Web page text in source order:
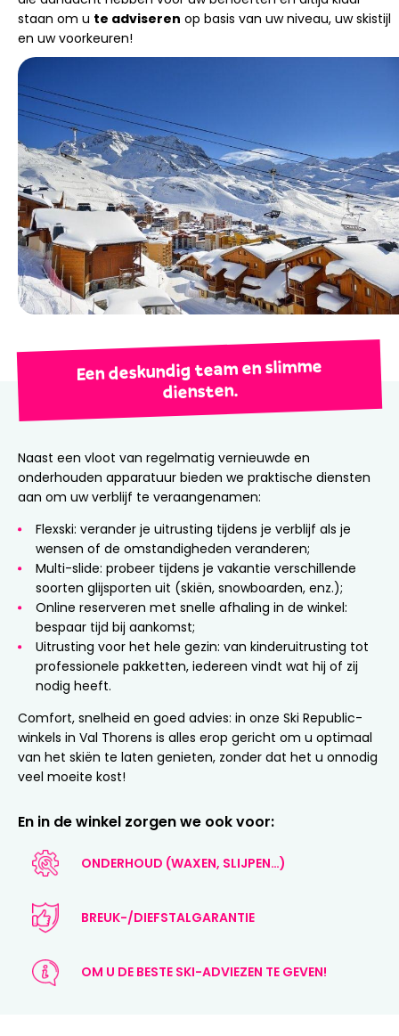
staan ​​om u te adviseren op basis van uw niveau, uw skistijl
en uw voorkeuren!
Een deskundig team en slimme
diensten.
Naast een vloot van regelmatig vernieuwde en
onderhouden apparatuur bieden we praktische diensten
aan om uw verblijf te veraangenamen:
Flexski: verander je uitrusting tijdens je verblijf als je
wensen of de omstandigheden veranderen;
Multi-slide: probeer tijdens je vakantie verschillende
soorten glijsporten uit (skiën, snowboarden, enz.);
Online reserveren met snelle afhaling in de winkel:
bespaar tijd bij aankomst;
Uitrusting voor het hele gezin: van kinderuitrusting tot
professionele pakketten, iedereen vindt wat hij of zij
nodig heeft.
Comfort, snelheid en goed advies: in onze Ski Republic-
winkels in Val Thorens is alles erop gericht om u optimaal
van het skiën te laten genieten, zonder dat het u onnodig
veel moeite kost!
En in de winkel zorgen we ook voor:
ONDERHOUD (WAXEN, SLIJPEN…)
BREUK-/DIEFSTALGARANTIE
OM U DE BESTE SKI-ADVIEZEN TE GEVEN!